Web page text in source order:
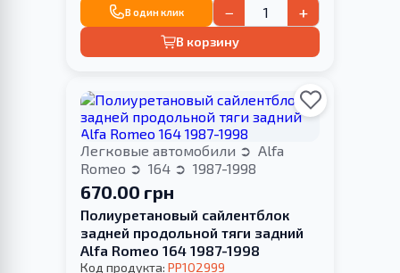
В один клик − +
В корзину
Легковые автомобили
Alfa
Romeo
164 1987-1998
670.00 грн
Полиуретановый сайлентблок
задней продольной тяги задний
Alfa Romeo 164 1987-1998
Код продукта: PP102999